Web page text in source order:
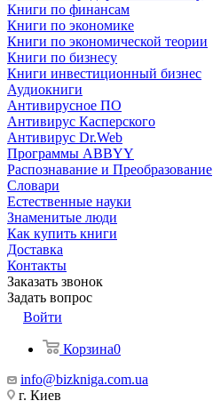
Книги по финансам
Книги по экономике
Книги по экономической теории
Книги по бизнесу
Книги инвестиционный бизнес
Аудиокниги
Антивирусное ПО
Антивирус Касперского
Антивирус Dr.Web
Программы ABBYY
Распознавание и Преобразование
Словари
Естественные науки
Знаменитые люди
Как купить книги
Доставка
Контакты
Заказать звонок
Задать вопрос
Войти
Корзина0
info@bizkniga.com.ua
г. Киев